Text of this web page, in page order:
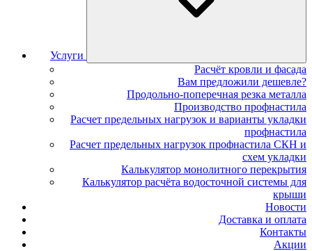
Услуги
Расчёт кровли и фасада
Вам предложили дешевле?
Продольно-поперечная резка металла
Производство профнастила
Расчет предельных нагрузок и варианты укладки
профнастила
Расчет предельных нагрузок профнастила СКН и
схем укладки
Калькулятор монолитного перекрытия
Калькулятор расчёта водосточной системы для
крыши
Новости
Доставка и оплата
Контакты
Акции